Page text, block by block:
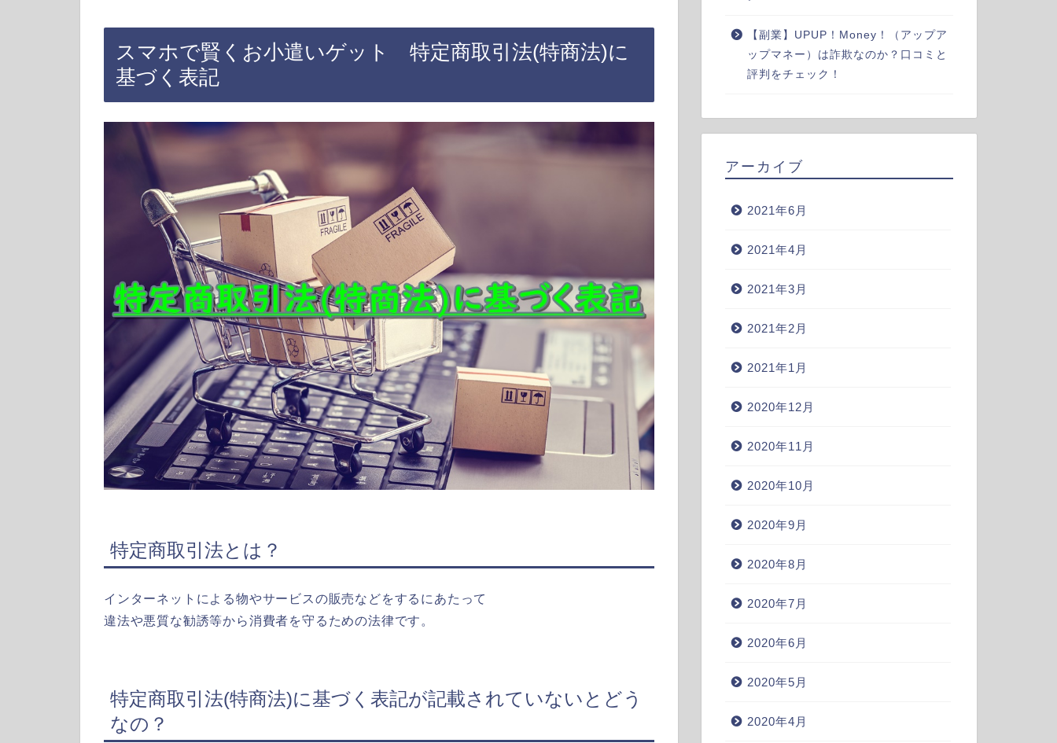
スマホで賢くお小遣いゲット 特定商取引法(特商法)に
基づく表記
特定商取引法とは？
インターネットによる物やサービスの販売などをするにあたって
違法や悪質な勧誘等から消費者を守るための法律です。
特定商取引法(特商法)に基づく表記が記載されていないとどう
なの？
【副業】UPUP！Money！（アップア
ップマネー）は詐欺なのか？口コミと
評判をチェック！
アーカイブ
2021年6月
2021年4月
2021年3月
2021年2月
2021年1月
2020年12月
2020年11月
2020年10月
2020年9月
2020年8月
2020年7月
2020年6月
2020年5月
2020年4月